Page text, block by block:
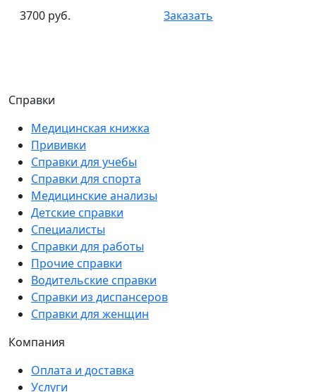
3700 руб. Заказать
Справки
Медицинская книжка
Прививки
Справки для учебы
Справки для спорта
Медицинские анализы
Детские справки
Специалисты
Справки для работы
Прочие справки
Водительские справки
Справки из диспансеров
Справки для женщин
Компания
Оплата и доставка
Услуги